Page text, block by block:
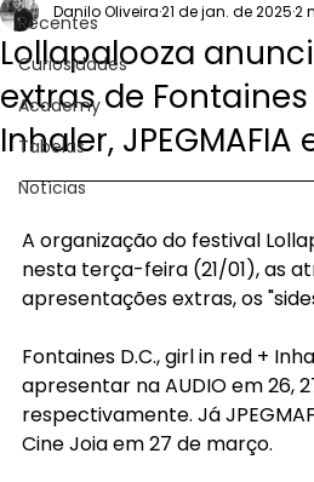
Recentes
Curiosidades
Academy
Tabelas
Notícias
Lollapalooza
extras de Fontaines
Inhaler, JPEGMAFIA
Danilo Oliveira21 de jan. de 20252
A organização do festival
nesta terça-feira (21/01), as
apresentações extras, os
Fontaines D.C., girl in red +
apresentar na AUDIO em 26,
respectivamente. Já
Cine Joia em 27 de março.